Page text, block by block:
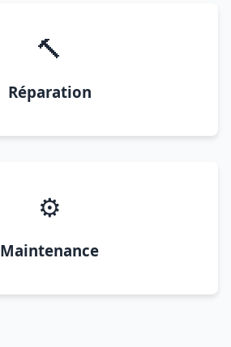
🔨
Réparation
⚙️
Maintenance